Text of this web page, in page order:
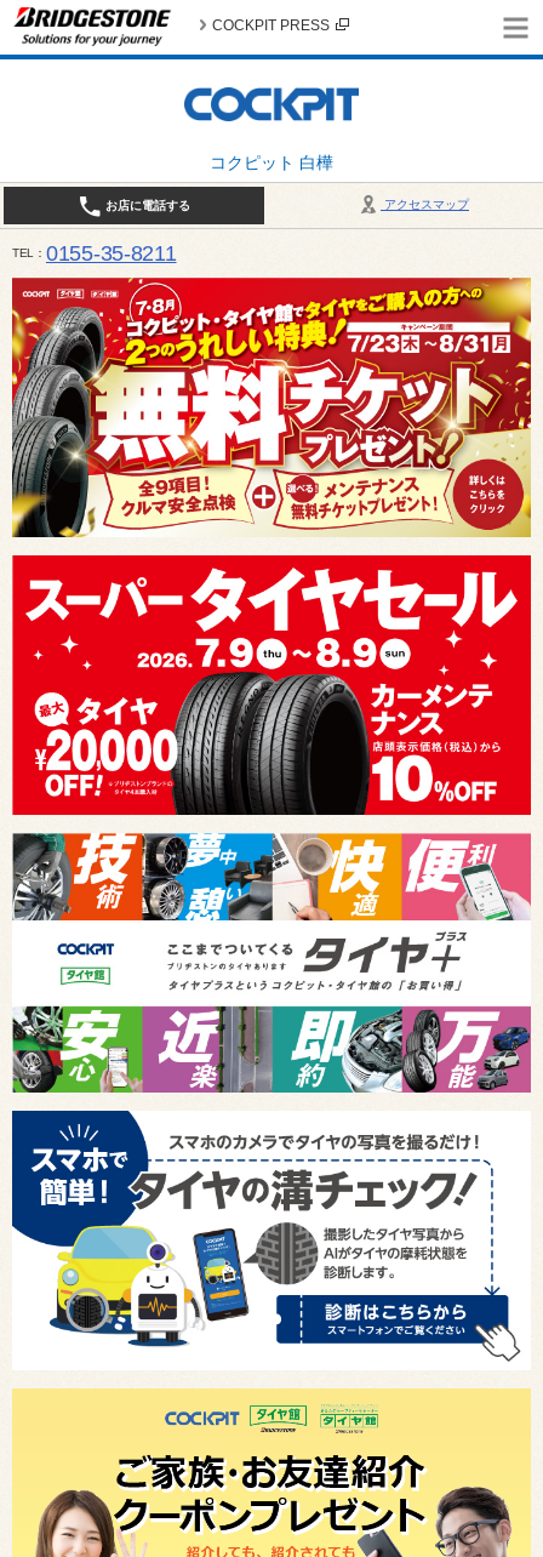
コクピット 白樺
COCKPIT PRESS
アクセスマップ
お店に電話する
TEL 0155-35-8211
10:00～18:30 （作業受付17:30最終） / 定休日：7月定休日 1日、7日、8日、14日、15日、21